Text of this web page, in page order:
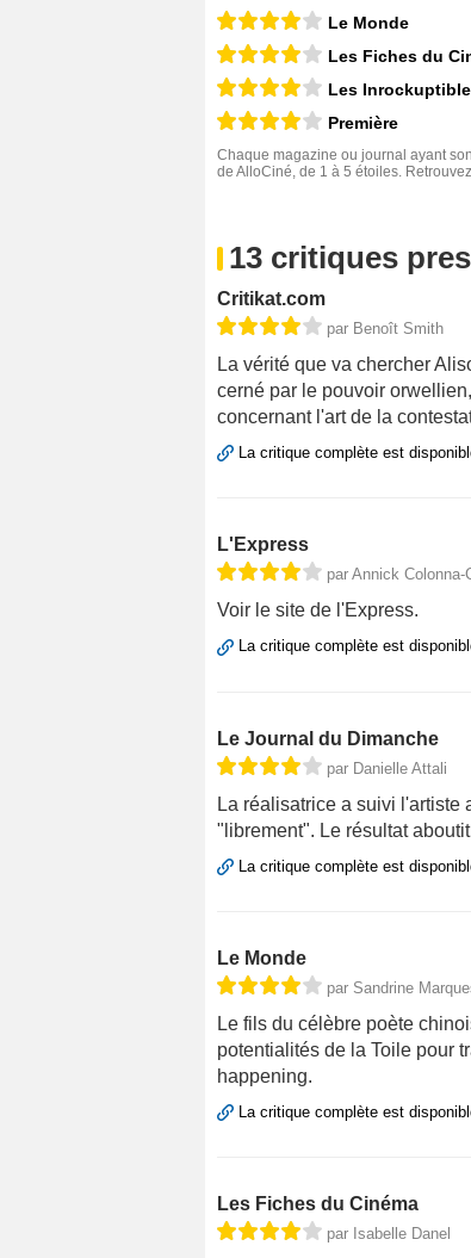
Le Monde
Les Fiches du
Les
Première
Chaque magazine ou journal ayant
de AlloCiné, de 1 à 5 étoiles.
13 critiques
Critikat.com
par Benoît Smith
La vérité que va chercher
cerné par le pouvoir
concernant l'art de la
La critique complète est
L'Express
par Annick Colonna-
Voir le site de l'Express.
La critique complète est
Le Journal du Dimanche
par Danielle Attali
La réalisatrice a suivi l'artiste
"librement". Le résultat
La critique complète est
Le Monde
par Sandrine
Le fils du célèbre poète
potentialités de la Toile pour
happening.
La critique complète est
Les Fiches du Cinéma
par Isabelle Danel